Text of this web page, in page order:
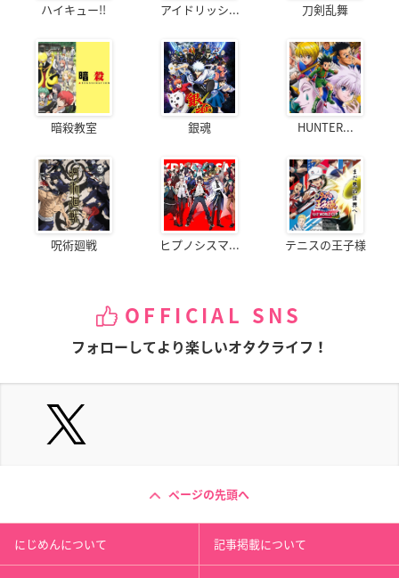
ハイキュー!! アイドリッシ... 刀剣乱舞
暗殺教室 銀魂 HUNTER...
呪術廻戦 ヒプノシスマ... テニスの王子様
OFFICIAL SNS
フォローしてより楽しいオタクライフ！
ページの先頭へ
にじめんについて 記事掲載について